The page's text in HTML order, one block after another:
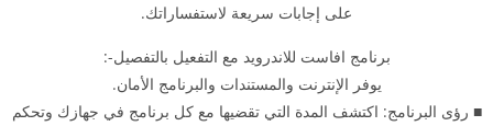
على إجابات سريعة لاستفساراتك.
برنامج افاست للاندرويد مع التفعيل بالتفصيل-:
يوفر الإنترنت والمستندات والبرنامج الأمان.
■ رؤى البرنامج: اكتشف المدة التي تقضيها مع كل برنامج في جهازك وتحكم